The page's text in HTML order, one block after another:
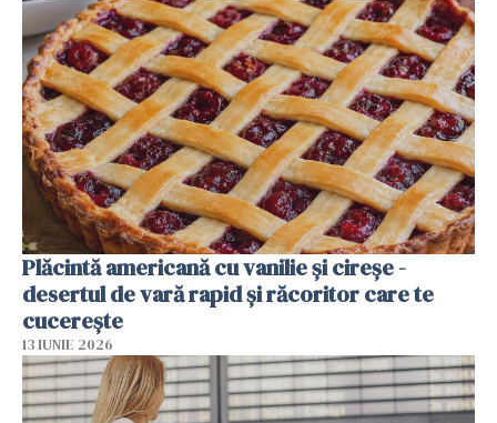
Plăcintă americană cu vanilie și cireșe -
desertul de vară rapid și răcoritor care te
cucerește
13 IUNIE 2026